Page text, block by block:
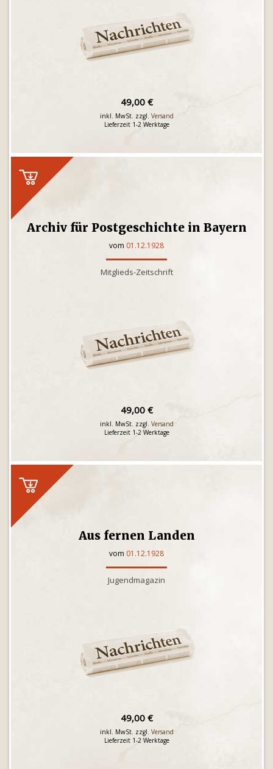
49,00 €
inkl. MwSt. zzgl. Versand
Lieferzeit 1-2 Werktage
Archiv für Postgeschichte in Bayern
vom 01.12.1928
Mitglieds-Zeitschrift
49,00 €
inkl. MwSt. zzgl. Versand
Lieferzeit 1-2 Werktage
Aus fernen Landen
vom 01.12.1928
Jugendmagazin
49,00 €
inkl. MwSt. zzgl. Versand
Lieferzeit 1-2 Werktage